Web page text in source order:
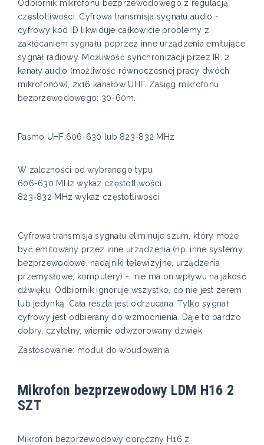
Odbiornik mikrofonu bezprzewodowego z regulacją
częstotliwości. Cyfrowa transmisja sygnału audio -
cyfrowy kod ID likwiduje całkowicie problemy z
zakłócaniem sygnału poprzez inne urządzenia emitujące
sygnał radiowy. Możliwość synchronizacji przez IR. 2
kanały audio (możliwość równoczesnej pracy dwóch
mikrofonów), 2x16 kanałów UHF. Zasięg mikrofonu
bezprzewodowego: 30-60m.
Pasmo UHF:606-630 lub 823-832 MHz
W zależności od wybranego typu
606-630 MHz wykaz częstotliwości
823-832 MHz wykaz częstotliwości
Cyfrowa transmisja sygnału eliminuje szum, który może
być emitowany przez inne urządzenia (np. inne systemy
bezprzewodowe, nadajniki telewizyjne, urządzenia
przemysłowe, komputery) - nie ma on wpływu na jakość
dźwięku. Odbiornik ignoruje wszystko, co nie jest zerem
lub jedynką. Cała reszta jest odrzucana. Tylko sygnał
cyfrowy jest odbierany do wzmocnienia. Daje to bardzo
dobry, czytelny, wiernie odwzorowany dźwięk.
Zastosowanie: moduł do wbudowania.
Mikrofon bezprzewodowy LDM H16 2
SZT
Mikrofon bezprzewodowy doręczny H16 z